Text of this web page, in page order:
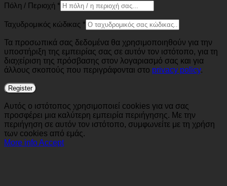
Πόλη / Περιοχή *
Ταχυδρομικός κώδικας *
Τα προσωπικά σας δεδομένα θα χρησιμοποιηθούν για την
υποστήριξη της εμπειρίας σας σε αυτόν τον ιστότοπο, για τη
διαχείριση της πρόσβασης στον λογαριασμό σας και για
άλλους σκοπούς που περιγράφονται στο privacy policy.
Register
Αυτός ο ιστότοπος χρησιμοποιεί cookies για να σας
προσφέρει μια καλύτερη εμπειρία περιήγησης. Με την
περιήγηση σε αυτόν τον ιστότοπο, συμφωνείτε με τη χρήση
των cookies από εμάς.
More infoAccept